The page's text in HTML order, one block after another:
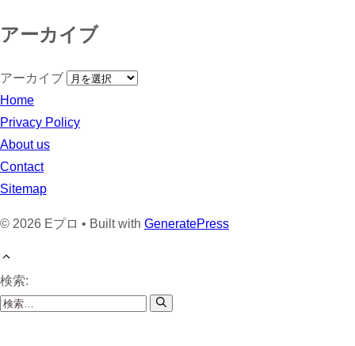
アーカイブ
アーカイブ
Home
Privacy Policy
About us
Contact
Sitemap
© 2026 Eプロ • Built with GeneratePress
検索: